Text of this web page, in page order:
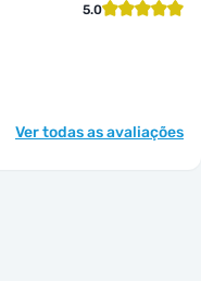
5.0
Ver todas as avaliações